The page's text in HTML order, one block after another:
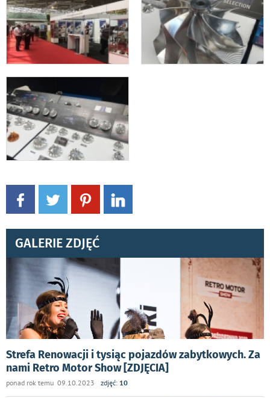
GALERIE ZDJĘĆ
Strefa Renowacji i tysiąc pojazdów zabytkowych. Za
nami Retro Motor Show [ZDJĘCIA]
ponad rok temu 09.10.2023 zdjęć: 10